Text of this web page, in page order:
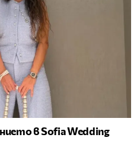
в Sofia Wedding